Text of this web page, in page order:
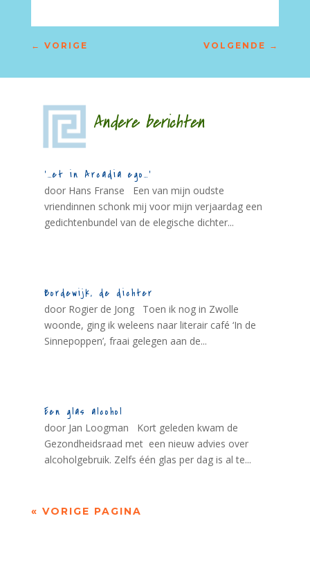
← VORIGE VOLGENDE →
Andere berichten
‘…et in Arcadia ego…’
door Hans Franse Een van mijn oudste
vriendinnen schonk mij voor mijn verjaardag een
gedichtenbundel van de elegische dichter...
Bordewijk, de dichter
door Rogier de Jong Toen ik nog in Zwolle
woonde, ging ik weleens naar literair café ‘In de
Sinnepoppen’, fraai gelegen aan de...
Een glas alcohol
door Jan Loogman Kort geleden kwam de
Gezondheidsraad met een nieuw advies over
alcoholgebruik. Zelfs één glas per dag is al te...
« VORIGE PAGINA